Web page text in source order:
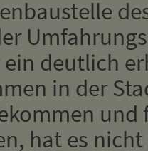
deutlich
in der
hat es